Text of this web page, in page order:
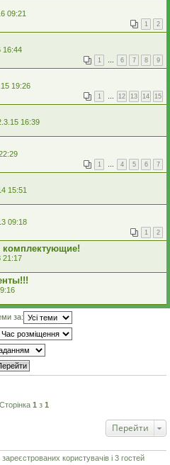
09:21
1 2
16:44
1 … 6 7 8 9
19:26
1 … 12 13 14 15
16:39
1 … 4 5 6 7
15:51
09:18
1 2
комплектующие!
21:17
за:
1 з 1
Перейти
користувачів і 3 гостей